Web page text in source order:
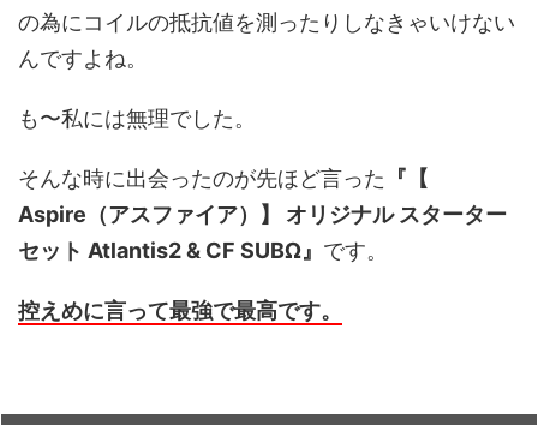
の為にコイルの抵抗値を測ったりしなきゃいけない
んですよね。
も〜私には無理でした。
そんな時に出会ったのが先ほど言った 『【
Aspire（アスファイア）】 オリジナル スターター
セット Atlantis2 & CF SUBΩ』 です。
控えめに言って最強で最高です。